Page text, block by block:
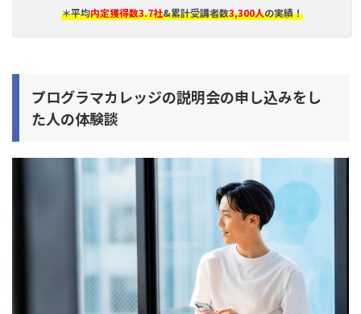
＊平均内定獲得数3.7社&累計受講者数3,300人の実績！
プログラマカレッジの説明会の申し込みをし
た人の体験談